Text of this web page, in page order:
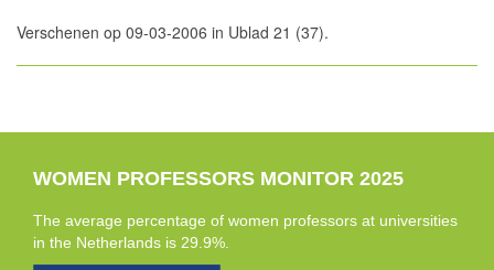
Verschenen op 09-03-2006 in Ublad 21 (37).
WOMEN PROFESSORS MONITOR 2025
The average percentage of women professors at universities
in the Netherlands is 29.9%.